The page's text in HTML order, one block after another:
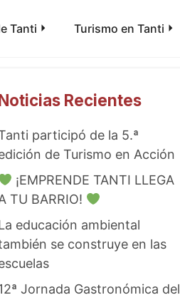
Tanti Turismo en Tanti
Recientes
participó de la 5.ª
de Turismo en Acción
¡EMPRENDE TANTI LLEGA
TU BARRIO!
educación ambiental
se construye en las
Jornada Gastronómica del